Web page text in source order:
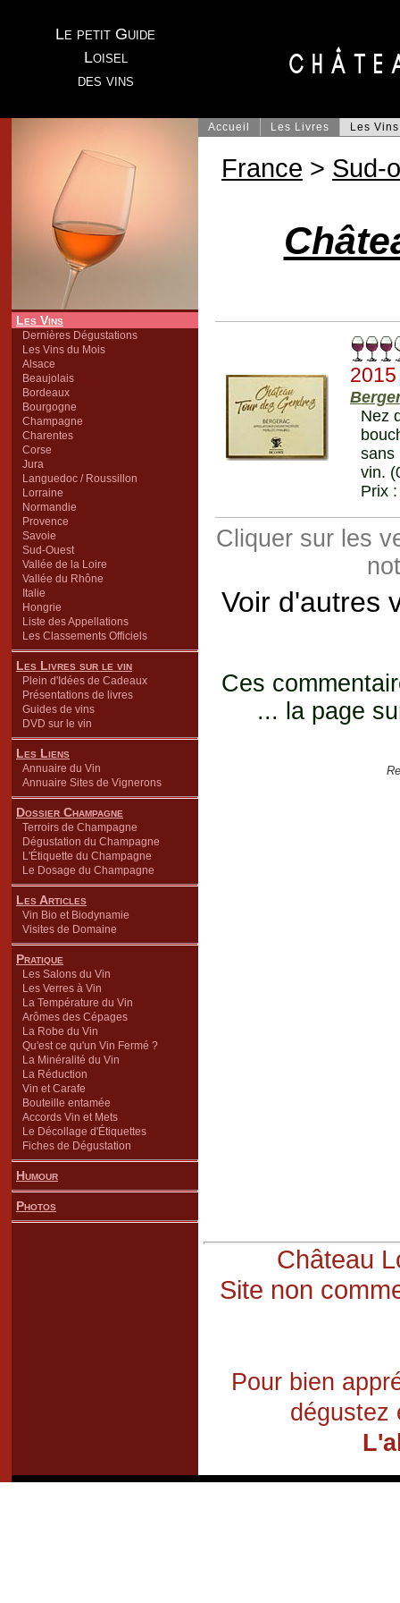
Le petit Guide
Loisel
des vins
Les Vins
Dernières Dégustations
Les Vins du Mois
Alsace
Beaujolais
Bordeaux
Bourgogne
Champagne
Charentes
Corse
Jura
Languedoc / Roussillon
Lorraine
Normandie
Provence
Savoie
Sud-Ouest
Vallée de la Loire
Vallée du Rhône
Italie
Hongrie
Liste des Appellations
Les Classements Officiels
Les Livres sur le vin
Plein d'Idées de Cadeaux
Présentations de livres
Guides de vins
DVD sur le vin
Les Liens
Annuaire du Vin
Annuaire Sites de Vignerons
Dossier Champagne
Terroirs de Champagne
Dégustation du Champagne
L'Étiquette du Champagne
Le Dosage du Champagne
Les Articles
Vin Bio et Biodynamie
Visites de Domaine
Pratique
Les Salons du Vin
Les Verres à Vin
La Température du Vin
Arômes des Cépages
La Robe du Vin
Qu'est ce qu'un Vin Fermé ?
La Minéralité du Vin
La Réduction
Vin et Carafe
Bouteille entamée
Accords Vin et Mets
Le Décollage d'Étiquettes
Fiches de Dégustation
Humour
Photos
Accueil Les Livres Les Vins
France > Sud-
2015
Nez
vin.
Prix :
Cliquer sur les
Voir d'autres
Ces
... la page
Château
Site non
Pour bien
dégustez